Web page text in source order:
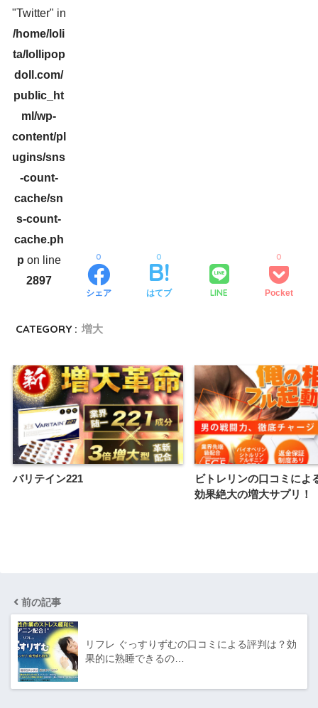
"Twitter" in
/home/loli
ta/lollipop
doll.com/
public_ht
ml/wp-
content/pl
ugins/sns
-count-
cache/sn
s-count-
cache.ph
p on line
2897
シェア
0
はてブ
0
LINE Pocket
0
CATEGORY : 増大
バリテイン221
ビトレリンの口コミによ
効果絶大の増大サプリ！
前の記事
リフレ ぐっすりずむの口コミによる評判は？効
果的に熟睡できるの…